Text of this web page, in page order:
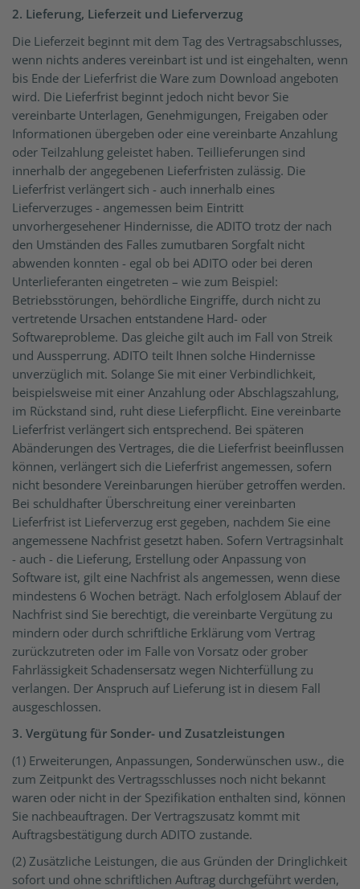
2. Lieferung, Lieferzeit und Lieferverzug
Die Lieferzeit beginnt mit dem Tag des Vertragsabschlusses,
wenn nichts anderes vereinbart ist und ist eingehalten, wenn
bis Ende der Lieferfrist die Ware zum Download angeboten
wird. Die Lieferfrist beginnt jedoch nicht bevor Sie
vereinbarte Unterlagen, Genehmigungen, Freigaben oder
Informationen übergeben oder eine vereinbarte Anzahlung
oder Teilzahlung geleistet haben. Teillieferungen sind
innerhalb der angegebenen Lieferfristen zulässig. Die
Lieferfrist verlängert sich - auch innerhalb eines
Lieferverzuges - angemessen beim Eintritt
unvorhergesehener Hindernisse, die ADITO trotz der nach
den Umständen des Falles zumutbaren Sorgfalt nicht
abwenden konnten - egal ob bei ADITO oder bei deren
Unterlieferanten eingetreten – wie zum Beispiel:
Betriebsstörungen, behördliche Eingriffe, durch nicht zu
vertretende Ursachen entstandene Hard- oder
Softwareprobleme. Das gleiche gilt auch im Fall von Streik
und Aussperrung. ADITO teilt Ihnen solche Hindernisse
unverzüglich mit. Solange Sie mit einer Verbindlichkeit,
beispielsweise mit einer Anzahlung oder Abschlagszahlung,
im Rückstand sind, ruht diese Lieferpflicht. Eine vereinbarte
Lieferfrist verlängert sich entsprechend. Bei späteren
Abänderungen des Vertrages, die die Lieferfrist beeinflussen
können, verlängert sich die Lieferfrist angemessen, sofern
nicht besondere Vereinbarungen hierüber getroffen werden.
Bei schuldhafter Überschreitung einer vereinbarten
Lieferfrist ist Lieferverzug erst gegeben, nachdem Sie eine
angemessene Nachfrist gesetzt haben. Sofern Vertragsinhalt
- auch - die Lieferung, Erstellung oder Anpassung von
Software ist, gilt eine Nachfrist als angemessen, wenn diese
mindestens 6 Wochen beträgt. Nach erfolglosem Ablauf der
Nachfrist sind Sie berechtigt, die vereinbarte Vergütung zu
mindern oder durch schriftliche Erklärung vom Vertrag
zurückzutreten oder im Falle von Vorsatz oder grober
Fahrlässigkeit Schadensersatz wegen Nichterfüllung zu
verlangen. Der Anspruch auf Lieferung ist in diesem Fall
ausgeschlossen.
3. Vergütung für Sonder- und Zusatzleistungen
(1) Erweiterungen, Anpassungen, Sonderwünschen usw., die
zum Zeitpunkt des Vertragsschlusses noch nicht bekannt
waren oder nicht in der Spezifikation enthalten sind, können
Sie nachbeauftragen. Der Vertragszusatz kommt mit
Auftragsbestätigung durch ADITO zustande.
(2) Zusätzliche Leistungen, die aus Gründen der Dringlichkeit
sofort und ohne schriftlichen Auftrag durchgeführt werden,